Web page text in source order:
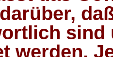
sind
werden.